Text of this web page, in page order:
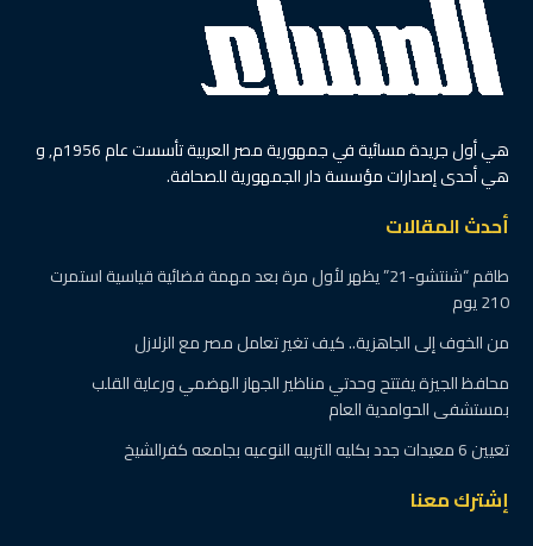
هي أول جريدة مسائية في جمهورية مصر العربية تأسست عام 1956م, و
هي أحدى إصدارات مؤسسة دار الجمهورية للصحافة.
أحدث المقالات
طاقم “شنتشو-21” يظهر لأول مرة بعد مهمة فضائية قياسية استمرت
210 يوم
من الخوف إلى الجاهزية.. كيف تغير تعامل مصر مع الزلازل
محافظ الجيزة يفتتح وحدتي مناظير الجهاز الهضمي ورعاية القلب
بمستشفى الحوامدية العام
تعيين 6 معيدات جدد بكليه التربيه النوعيه بجامعه كفرالشيخ
إشترك معنا